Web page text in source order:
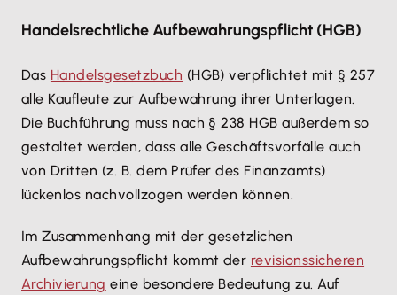
Handelsrechtliche Aufbewahrungspflicht (HGB)
Das Handelsgesetzbuch (HGB) verpflichtet mit § 257
alle Kaufleute zur Aufbewahrung ihrer Unterlagen.
Die Buchführung muss nach § 238 HGB außerdem so
gestaltet werden, dass alle Geschäftsvorfälle auch
von Dritten (z. B. dem Prüfer des Finanzamts)
lückenlos nachvollzogen werden können.
Im Zusammenhang mit der gesetzlichen
Aufbewahrungspflicht kommt der revisionssicheren
Archivierung eine besondere Bedeutung zu. Auf